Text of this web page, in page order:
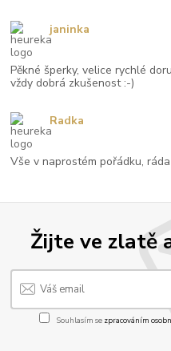
Žijte ve zlatě
Souhlasím se zpracováním
Pěkné šperky, velice rychlé
vždy dobrá zkušenost :-)
janinka
Vše v naprostém pořádku,
Radka